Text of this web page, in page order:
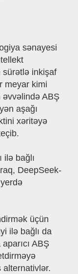
sənayesi
sürətlə inkişaf
meyar kimi
əvvəlində ABŞ
aşağı
xəritəyə
ilə bağlı
DeepSeek-
üçün
ilə bağlı da
ABŞ
alternativlər.